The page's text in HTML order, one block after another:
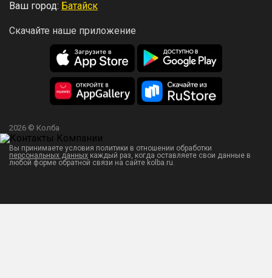
Ваш город: Батайск
Скачайте наше приложение
2026 © Колба
Вы принимаете условия политики в отношении обработки
персональных данных каждый раз, когда оставляете свои данные в
любой форме обратной связи на сайте kolba.ru.